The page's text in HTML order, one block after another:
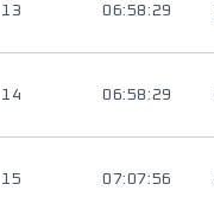
13 06:58:29
14 06:58:29
15 07:07:56